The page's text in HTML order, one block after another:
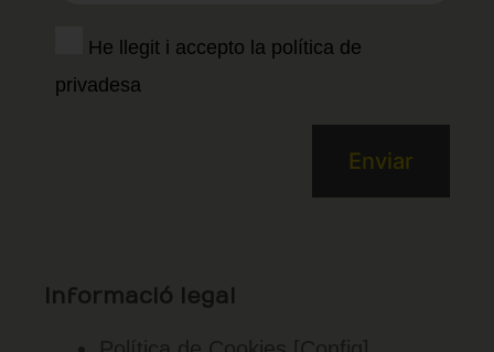
He llegit i accepto la política de
privadesa
Informació legal